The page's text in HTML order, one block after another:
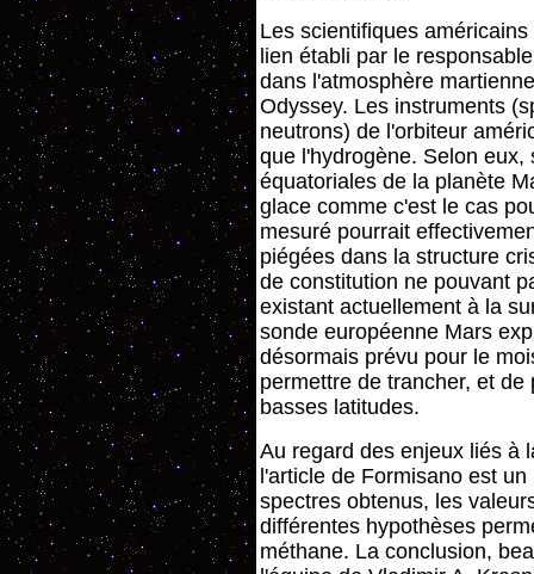
Les scientifiques
lien établi par le
dans l'atmosphère
Odyssey. Les instruments
neutrons) de l'orbiteur
que l'hydrogène. Selon
équatoriales de la planète
glace comme c'est le cas
mesuré pourrait
piégées dans la structure
de constitution ne pouvant
existant actuellement à la
sonde européenne Mars
désormais prévu pour le
permettre de trancher, et
basses latitudes.
Au regard des enjeux liés à
l'article de Formisano est
spectres obtenus, les
différentes hypothèses
méthane. La conclusion,